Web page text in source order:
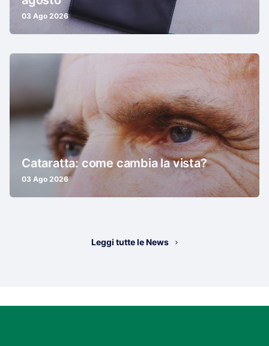
03 Ago 2026
Cataratta: come cambia la vista?
03 Ago 2026
Leggi tutte le News